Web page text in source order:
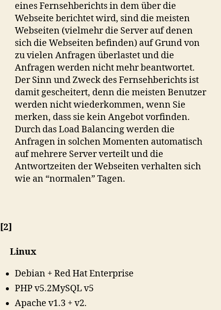
eines Fernsehberichts in dem über die
Webseite berichtet wird, sind die meisten
Webseiten (vielmehr die Server auf denen
sich die Webseiten befinden) auf Grund von
zu vielen Anfragen überlastet und die
Anfragen werden nicht mehr beantwortet.
Der Sinn und Zweck des Fernsehberichts ist
damit gescheitert, denn die meisten Benutzer
werden nicht wiederkommen, wenn Sie
merken, dass sie kein Angebot vorfinden.
Durch das Load Balancing werden die
Anfragen in solchen Momenten automatisch
auf mehrere Server verteilt und die
Antwortzeiten der Webseiten verhalten sich
wie an “normalen” Tagen.
[2]
Linux
Debian + Red Hat Enterprise
PHP v5.2MySQL v5
Apache v1.3 + v2.